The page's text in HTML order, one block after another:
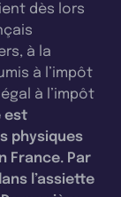
dès lors
à la
à l’impôt
à l’impôt
est
physiques
France. Par
l’assiette